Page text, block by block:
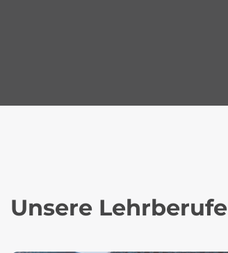
Unsere Lehrberufe